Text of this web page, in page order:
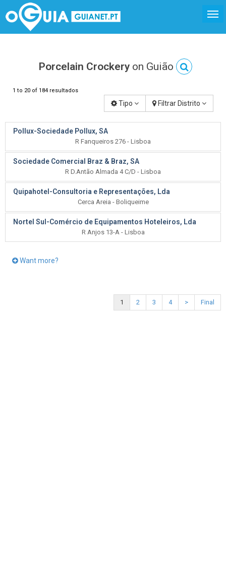
Porcelain Crockery on Guião
1 to 20 of 184 resultados
Tipo Filtrar Distrito
Pollux-Sociedade Pollux, SA
R Fanqueiros 276 - Lisboa
Sociedade Comercial Braz & Braz, SA
R D.Antão Almada 4 C/D - Lisboa
Quipahotel-Consultoria e Representações, Lda
Cerca Areia - Boliqueime
Nortel Sul-Comércio de Equipamentos Hoteleiros, Lda
R Anjos 13-A - Lisboa
Want more?
1 2 3 4 > Final